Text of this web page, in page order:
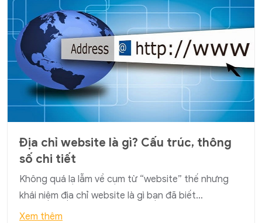
Địa chỉ website là gì? Cấu trúc, thông
số chi tiết
Không quá lạ lẫm về cụm từ “website” thế nhưng
khái niệm địa chỉ website là gì bạn đã biết…
Xem thêm